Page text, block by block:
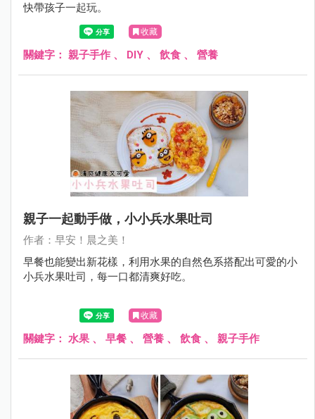
快帶孩子一起玩。
收藏
關鍵字： 親子手作 、 DIY 、 飲食 、 營養
親子一起動手做，小小兵水果吐司
作者：早安！晨之美！
早餐也能變出新花樣，利用水果的自然色系搭配出可愛的小
小兵水果吐司，每一口都清爽好吃。
收藏
關鍵字： 水果 、 早餐 、 營養 、 飲食 、 親子手作